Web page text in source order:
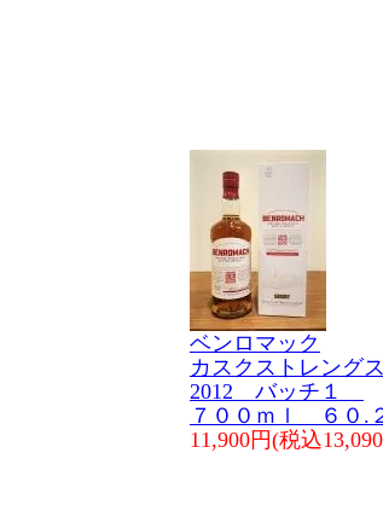
ベンロマック
カスクストレング
2012 バッチ１
７００ｍｌ ６０.
11,900円(税込